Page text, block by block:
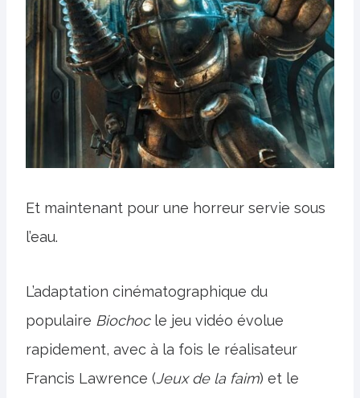
Et maintenant pour une horreur servie sous
l’eau.
L’adaptation cinématographique du
populaire Biochocle jeu vidéo évolue
rapidement, avec à la fois le réalisateur
Francis Lawrence (Jeux de la faim) et le